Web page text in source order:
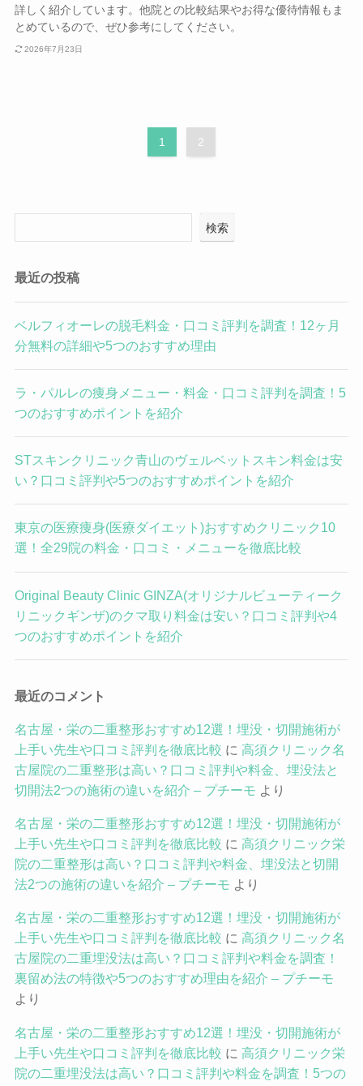
詳しく紹介しています。他院との比較結果やお得な優待情報もま
とめているので、ぜひ参考にしてください。
2026年7月23日
1 2
検索
最近の投稿
ベルフィオーレの脱毛料金・口コミ評判を調査！12ヶ月
分無料の詳細や5つのおすすめ理由
ラ・パルレの痩身メニュー・料金・口コミ評判を調査！5
つのおすすめポイントを紹介
STスキンクリニック青山のヴェルベットスキン料金は安
い？口コミ評判や5つのおすすめポイントを紹介
東京の医療痩身(医療ダイエット)おすすめクリニック10
選！全29院の料金・口コミ・メニューを徹底比較
Original Beauty Clinic GINZA(オリジナルビューティーク
リニックギンザ)のクマ取り料金は安い？口コミ評判や4
つのおすすめポイントを紹介
最近のコメント
名古屋・栄の二重整形おすすめ12選！埋没・切開施術が
上手い先生や口コミ評判を徹底比較 に 高須クリニック名
古屋院の二重整形は高い？口コミ評判や料金、埋没法と
切開法2つの施術の違いを紹介 – プチーモ より
名古屋・栄の二重整形おすすめ12選！埋没・切開施術が
上手い先生や口コミ評判を徹底比較 に 高須クリニック栄
院の二重整形は高い？口コミ評判や料金、埋没法と切開
法2つの施術の違いを紹介 – プチーモ より
名古屋・栄の二重整形おすすめ12選！埋没・切開施術が
上手い先生や口コミ評判を徹底比較 に 高須クリニック名
古屋院の二重埋没法は高い？口コミ評判や料金を調査！
裏留め法の特徴や5つのおすすめ理由を紹介 – プチーモ
より
名古屋・栄の二重整形おすすめ12選！埋没・切開施術が
上手い先生や口コミ評判を徹底比較 に 高須クリニック栄
院の二重埋没法は高い？口コミ評判や料金を調査！5つの